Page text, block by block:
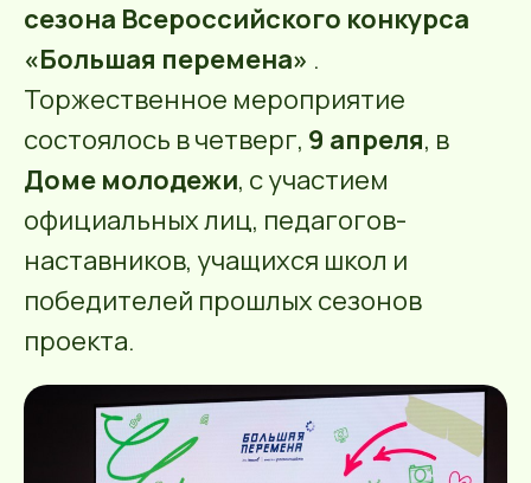
сезона Всероссийского конкурса
«Большая перемена» .
Торжественное мероприятие
состоялось в четверг, 9 апреля, в
Доме молодежи, с участием
официальных лиц, педагогов-
наставников, учащихся школ и
победителей прошлых сезонов
проекта.